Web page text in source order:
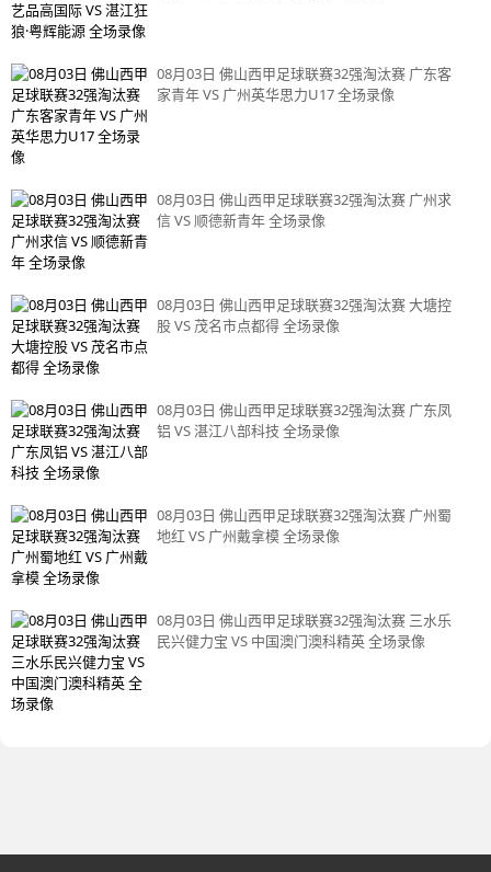
08月03日 佛山西甲足球联赛32强淘汰赛 广东客
家青年 VS 广州英华思力U17 全场录像
08月03日 佛山西甲足球联赛32强淘汰赛 广州求
信 VS 顺德新青年 全场录像
08月03日 佛山西甲足球联赛32强淘汰赛 大塘控
股 VS 茂名市点都得 全场录像
08月03日 佛山西甲足球联赛32强淘汰赛 广东凤
铝 VS 湛江八部科技 全场录像
08月03日 佛山西甲足球联赛32强淘汰赛 广州蜀
地红 VS 广州戴拿模 全场录像
08月03日 佛山西甲足球联赛32强淘汰赛 三水乐
民兴健力宝 VS 中国澳门澳科精英 全场录像